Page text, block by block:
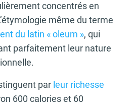
concentrés en
même du terme
du latin « oleum », qui
parfaitement leur nature
par leur richesse
600 calories et 60